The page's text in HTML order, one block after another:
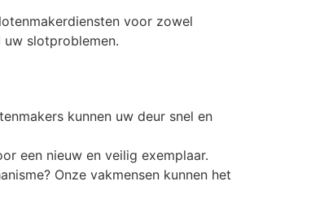
voor zowel
slotproblemen.
kunnen uw deur snel en
een nieuw en veilig exemplaar.
Onze vakmensen kunnen het